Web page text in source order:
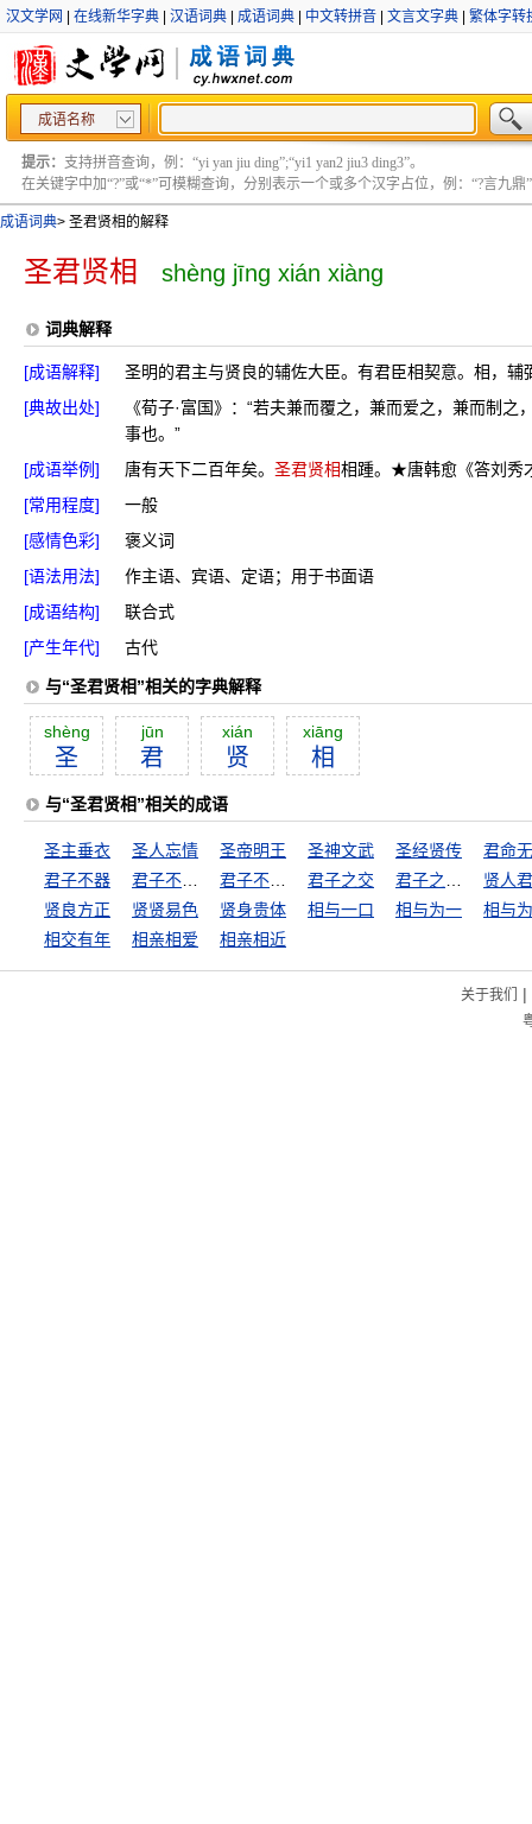
汉文学网 在线新华字典 汉语词典 成语词典 中文转拼音 文言文字典 繁体字转
成语名称
提示： 支持拼音查询，例：“yi yan jiu ding”;“yi1 yan2 jiu3 ding3”。
在关键字中加“?”或“*”可模糊查询，分别表示一个或多个汉字占位，例：“?言九鼎”
成语词典> 圣君贤相的解释
圣君贤相 shèng jīng xián xiàng
词典解释
[成语解释]
圣明的君主与贤良的辅佐大臣。有君臣相契意。相，辅
[典故出处]
《荀子·富国》：“若夫兼而覆之，兼而爱之，兼而制
事也。”
[成语举例]
唐有天下二百年矣。 圣君贤相相踵。★唐韩愈《答刘秀
[常用程度]
一般
[感情色彩]
褒义词
[语法用法]
作主语、宾语、定语；用于书面语
[成语结构]
联合式
[产生年代]
古代
与“圣君贤相”相关的字典解释
shèng
圣
jūn
君
xián
贤
xiāng
相
与“圣君贤相”相关的成语
圣主垂衣 圣人忘情 圣帝明王 圣神文武 圣经贤传
君命
君子不器
君子之交
贤人
贤良方正
贤贤易色 贤身贵体 相与一口 相与为一
相与
相交有年
相亲相爱 相亲相近
关于我们 |